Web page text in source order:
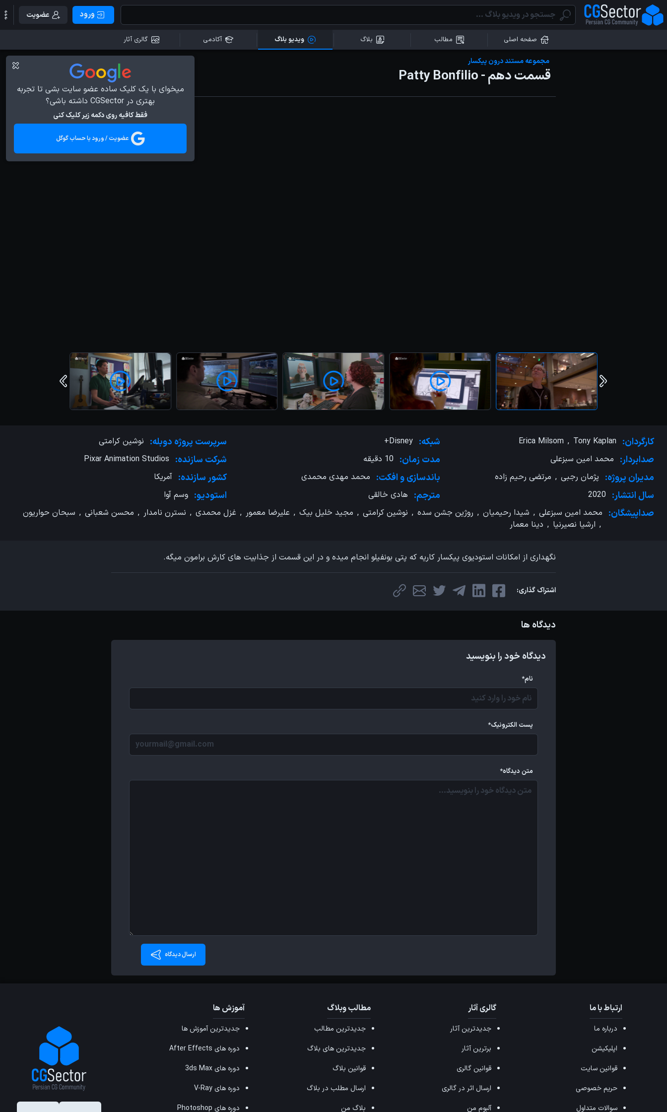
ورود عضویت
صفحه اصلی مطالب بلاگ ویدیو بلاگ آکادمی گالری آثار
میخوای با یک کلیک ساده عضو سایت بشی تا تجربه
بهتری در CGSector داشته باشی؟
فقط کافیه روی دکمه زیر کلیک کنی
عضویت / ورود با حساب گوگل
مجموعه مستند درون پیکسار
قسمت دهم - Patty Bonfilio
کارگردان: Erica Milsom , Tony Kaplan شبکه: Disney+ سرپرست پروژه دوبله: نوشین کرامتی
صدابردار: محمد امین سبزعلی مدت زمان: 10 دقیقه شرکت سازنده: Pixar Animation Studios
مدیران پروژه: پژمان رجبی , مرتضی رحیم زاده باندسازی و ‌افکت: محمد مهدی محمدی کشور سازنده: آمریکا
سال انتشار: 2020 مترجم: هادی خالقی استودیو: وسم آوا
صداپیشگان: محمد امین سبزعلی , شیدا رحیمیان , روژین جشن سده , نوشین کرامتی , مجید خلیل بیک , علیرضا معمور , غزل محمدی , نسترن نامدار , محسن شعبانی , سبحان حواریون
, ارشیا نصیرنیا , دینا معمار
نگهداری از امکانات استودیوی پیکسار کاریه که پتی بونفیلو انجام میده و در این قسمت از جذابیت های کارش برامون میگه.
اشتراک گذاری:
دیدگاه ها
دیدگاه خود را بنویسید
نام*
پست الکترونیک*
متن دیدگاه*
ارسال دیدگاه
ارتباط با ما
درباره ما
اپلیکیشن
قوانین سایت
حریم خصوصی
سوالات متداول
گالری آثار
جدیدترین آثار
برترین آثار
قوانین گالری
ارسال اثر در گالری
آلبوم من
مطالب وبلاگ
جدیدترین مطالب
جدیدترین های بلاگ
قوانین بلاگ
ارسال مطلب در بلاگ
بلاگ من
آموزش ها
جدیدترین آموزش ها
دوره های After Effects
دوره های 3ds Max
دوره های V-Ray
دوره های Photoshop